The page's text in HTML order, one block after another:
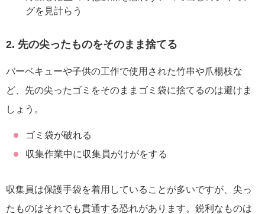
グを見計らう
2. 先の尖ったものをそのまま捨てる
バーベキューや子供の工作で使用された竹串や爪楊枝な
ど、先の尖ったゴミをそのままゴミ袋に捨てるのは避けま
しょう。
ゴミ袋が破れる
収集作業中に収集員がけがをする
収集員は保護手袋を着用していることが多いですが、尖っ
たものはそれでも貫通する恐れがあります。鋭利なものは